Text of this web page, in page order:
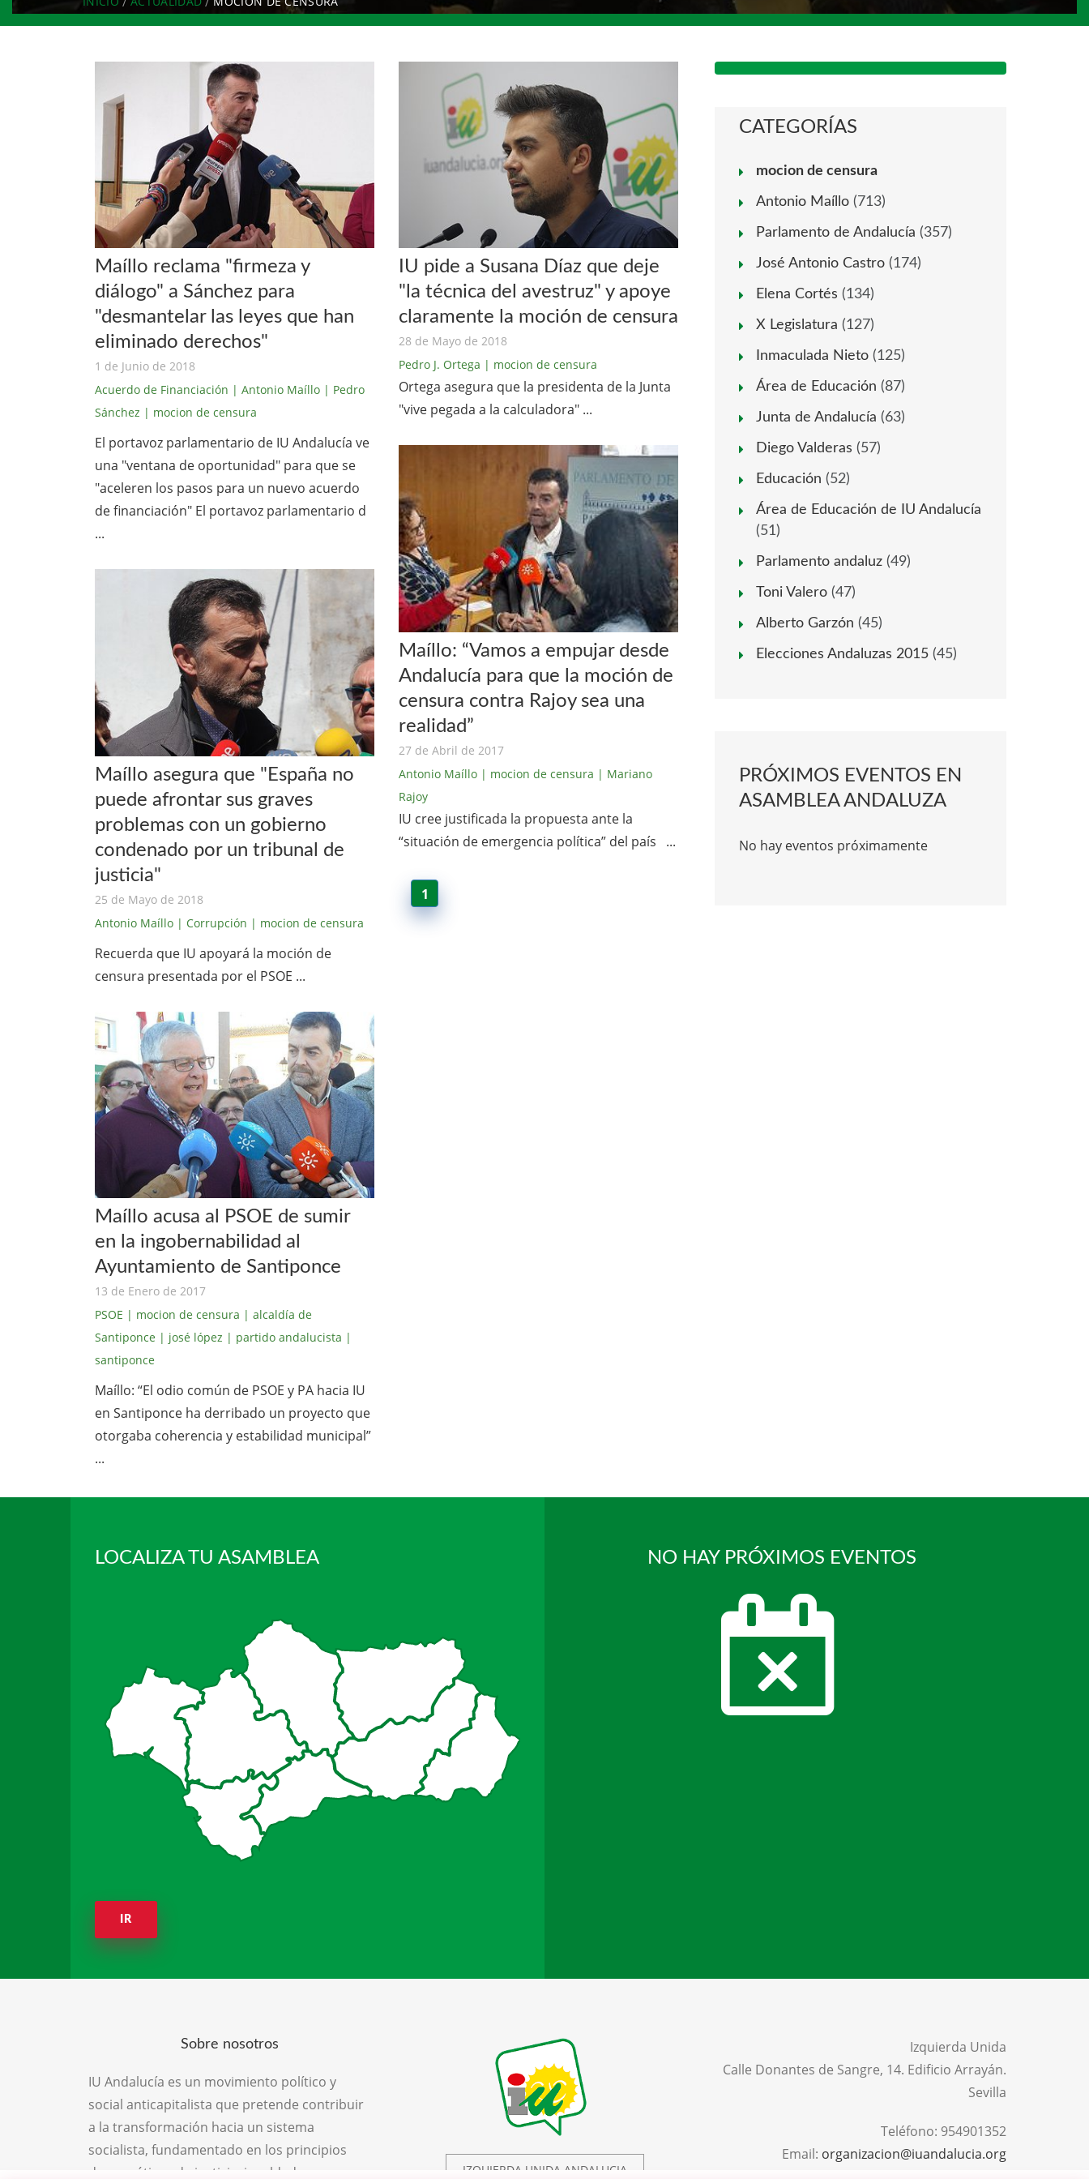
Maíllo reclama "firmeza y
diálogo" a Sánchez para
"desmantelar las leyes que han
eliminado derechos"
1 de Junio de 2018
Acuerdo de Financiación | Antonio Maíllo | Pedro
Sánchez | mocion de censura
El portavoz parlamentario de IU Andalucía ve
una "ventana de oportunidad" para que se
"aceleren los pasos para un nuevo acuerdo
de financiación" El portavoz parlamentario d
...
Maíllo asegura que "España no
puede afrontar sus graves
problemas con un gobierno
condenado por un tribunal de
justicia"
25 de Mayo de 2018
Antonio Maíllo | Corrupción | mocion de censura
Recuerda que IU apoyará la moción de
censura presentada por el PSOE ...
Maíllo acusa al PSOE de sumir
en la ingobernabilidad al
Ayuntamiento de Santiponce
13 de Enero de 2017
PSOE | mocion de censura | alcaldía de
Santiponce | josé lópez | partido andalucista |
santiponce
Maíllo: “El odio común de PSOE y PA hacia IU
en Santiponce ha derribado un proyecto que
otorgaba coherencia y estabilidad municipal”
...
IU pide a Susana Díaz que deje
"la técnica del avestruz" y apoye
claramente la moción de censura
28 de Mayo de 2018
Pedro J. Ortega | mocion de censura
Ortega asegura que la presidenta de la Junta
"vive pegada a la calculadora" ...
Maíllo: “Vamos a empujar desde
Andalucía para que la moción de
censura contra Rajoy sea una
realidad”
27 de Abril de 2017
Antonio Maíllo | mocion de censura | Mariano
Rajoy
IU cree justificada la propuesta ante la
“situación de emergencia política” del país ...
1
CATEGORÍAS
mocion de censura
Antonio Maíllo (713)
Parlamento de Andalucía (357)
José Antonio Castro (174)
Elena Cortés (134)
X Legislatura (127)
Inmaculada Nieto (125)
Área de Educación (87)
Junta de Andalucía (63)
Diego Valderas (57)
Educación (52)
Área de Educación de IU Andalucía
(51)
Parlamento andaluz (49)
Toni Valero (47)
Alberto Garzón (45)
Elecciones Andaluzas 2015 (45)
PRÓXIMOS EVENTOS EN
ASAMBLEA ANDALUZA
No hay eventos próximamente
LOCALIZA TU ASAMBLEA
IR
NO HAY PRÓXIMOS EVENTOS
Sobre nosotros
IU Andalucía es un movimiento político y
social anticapitalista que pretende contribuir
a la transformación hacia un sistema
socialista, fundamentado en los principios
democráticos de justicia, igualdad,
IZQUIERDA UNIDA ANDALUCIA
Izquierda Unida
Calle Donantes de Sangre, 14. Edificio Arrayán.
Sevilla
Teléfono: 954901352
Email: organizacion@iuandalucia.org